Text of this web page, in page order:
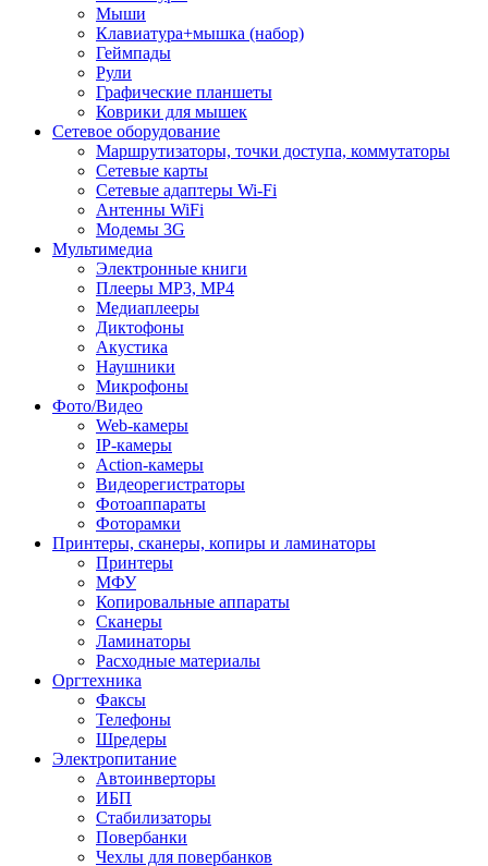
Мыши
Клавиатура+мышка (набор)
Геймпады
Рули
Графические планшеты
Коврики для мышек
Сетевое оборудование
Маршрутизаторы, точки доступа, коммутаторы
Сетевые карты
Сетевые адаптеры Wi-Fi
Антенны WiFi
Модемы 3G
Мультимедиа
Электронные книги
Плееры MP3, MP4
Медиаплееры
Диктофоны
Акустика
Наушники
Микрофоны
Фото/Видео
Web-камеры
IP-камеры
Action-камеры
Видеорегистраторы
Фотоаппараты
Фоторамки
Принтеры, сканеры, копиры и ламинаторы
Принтеры
МФУ
Копировальные аппараты
Сканеры
Ламинаторы
Расходные материалы
Оргтехника
Факсы
Телефоны
Шредеры
Электропитание
Автоинверторы
ИБП
Стабилизаторы
Повербанки
Чехлы для повербанков